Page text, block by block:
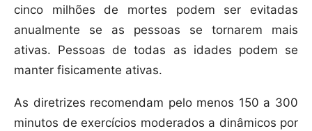
cinco milhões de mortes podem ser evitadas
anualmente se as pessoas se tornarem mais
ativas. Pessoas de todas as idades podem se
manter fisicamente ativas.
As diretrizes recomendam pelo menos 150 a 300
minutos de exercícios moderados a dinâmicos por